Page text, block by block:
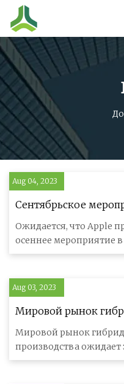
Aug 04, 2023
Сентябрьское
продукты, которые
iPhone 15
Ожидается, что Apple
осеннее мероприятие в
сентября, когда она
Aug 03, 2023
Мировой рынок
производства
трансформацию
Мировой рынок
производства ожидает
прогнозируемый